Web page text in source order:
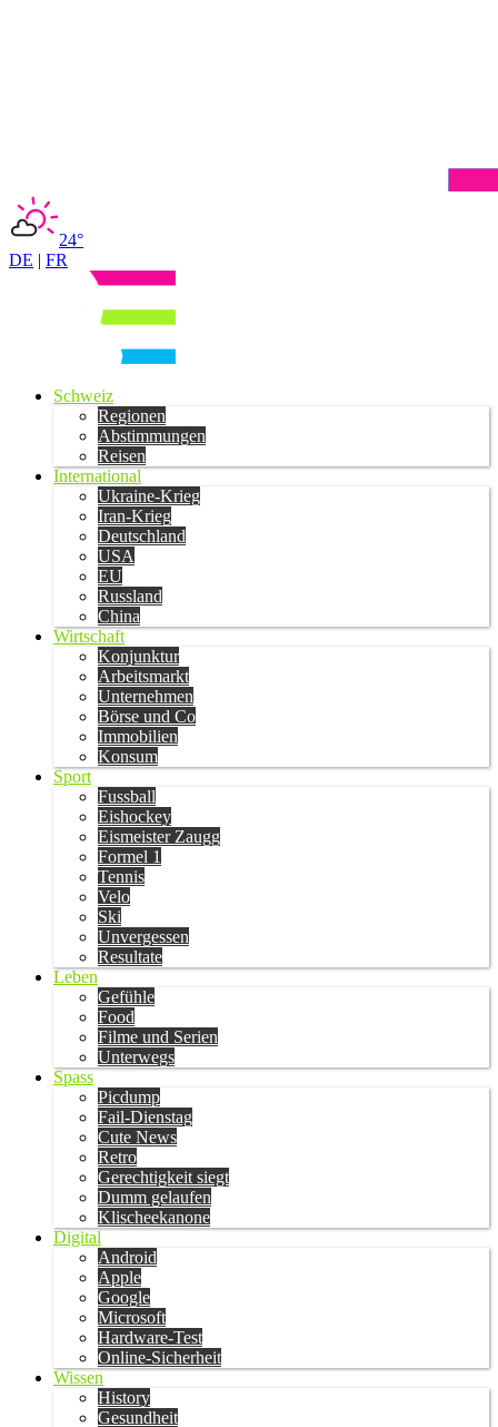
24°
DE | FR
Schweiz
Regionen
Abstimmungen
Reisen
International
Ukraine-Krieg
Iran-Krieg
Deutschland
USA
EU
Russland
China
Wirtschaft
Konjunktur
Arbeitsmarkt
Unternehmen
Börse und Co
Immobilien
Konsum
Sport
Fussball
Eishockey
Eismeister Zaugg
Formel 1
Tennis
Velo
Ski
Unvergessen
Resultate
Leben
Gefühle
Food
Filme und Serien
Unterwegs
Spass
Picdump
Fail-Dienstag
Cute News
Retro
Gerechtigkeit siegt
Dumm gelaufen
Klischeekanone
Digital
Android
Apple
Google
Microsoft
Hardware-Test
Online-Sicherheit
Wissen
History
Gesundheit